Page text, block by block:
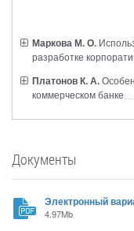
Маркова М. О.
разработке
Платонов К. А.
коммерческом банке
Документы
Электронный
4.97Mb